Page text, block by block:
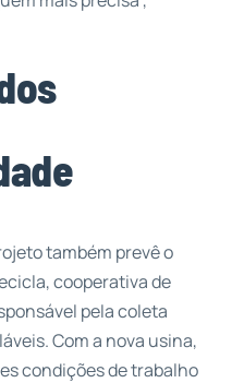
também prevê o
cooperativa de
pela coleta
Com a nova usina,
condições de trabalho